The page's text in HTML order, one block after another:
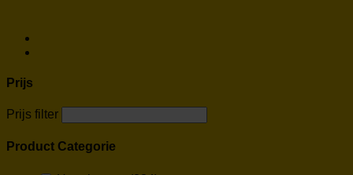
Prijs
Prijs filter
Product Categorie